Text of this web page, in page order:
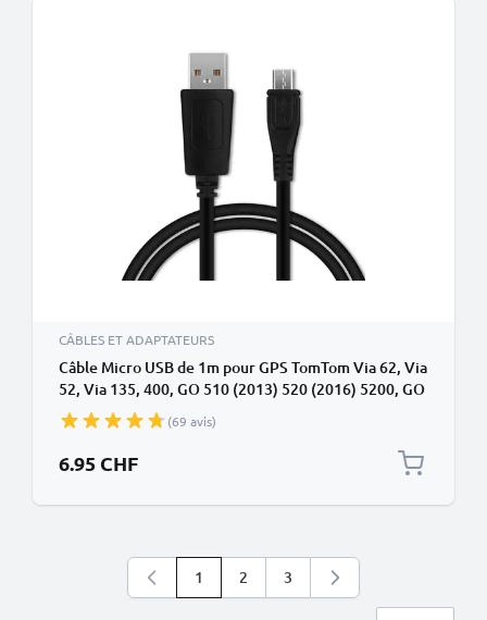
CÂBLES ET ADAPTATEURS
Câble Micro USB de 1m pour GPS TomTom Via 62, Via
52, Via 135, 400, GO 510 (2013) 520 (2016) 5200, GO
610 6100, GO 620 transfert de données et charge 1A
noir en PVC
(69 avis)
6.95 CHF
Vous lisez actuellement la page
1 Page
2 Page
3